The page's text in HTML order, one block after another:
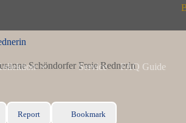
Service FAQ Guide
Schöndorfer Freie Rednerin
Report Bookmark